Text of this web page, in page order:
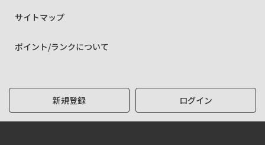
サイトマップ
ポイント/ランクについて
新規登録 ログイン